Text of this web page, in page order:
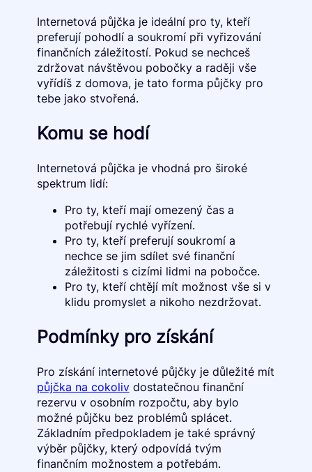
Internetová půjčka je ideální pro ty, kteří
preferují pohodlí a soukromí při vyřizování
finančních záležitostí. Pokud se nechceš
zdržovat návštěvou pobočky a raději vše
vyřídíš z domova, je tato forma půjčky pro
tebe jako stvořená.
Komu se hodí
Internetová půjčka je vhodná pro široké
spektrum lidí:
Pro ty, kteří mají omezený čas a
potřebují rychlé vyřízení.
Pro ty, kteří preferují soukromí a
nechce se jim sdílet své finanční
záležitosti s cizími lidmi na pobočce.
Pro ty, kteří chtějí mít možnost vše si v
klidu promyslet a nikoho nezdržovat.
Podmínky pro získání
Pro získání internetové půjčky je důležité mít
půjčka na cokolivdostatečnou finanční
rezervu v osobním rozpočtu, aby bylo
možné půjčku bez problémů splácet.
Základním předpokladem je také správný
výběr půjčky, který odpovídá tvým
finančním možnostem a potřebám.